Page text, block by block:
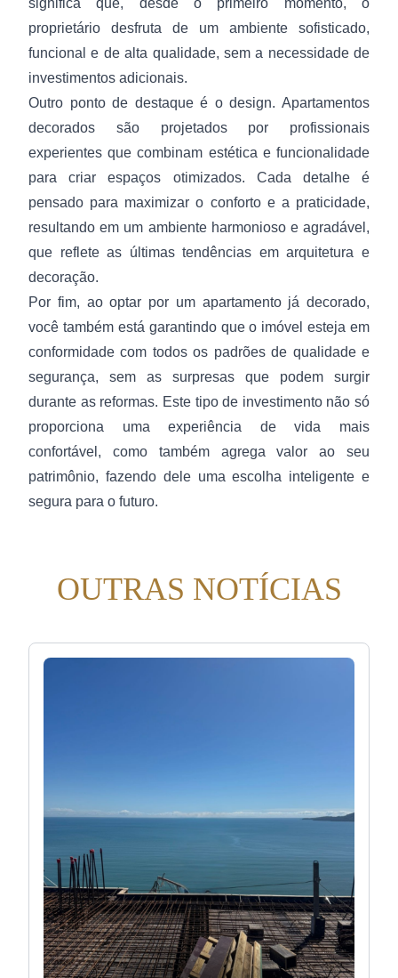
proprietário desfruta de um ambiente sofisticado,
funcional e de alta qualidade, sem a necessidade de
investimentos adicionais.
Outro ponto de destaque é o design. Apartamentos
decorados são projetados por profissionais
experientes que combinam estética e funcionalidade
para criar espaços otimizados. Cada detalhe é
pensado para maximizar o conforto e a praticidade,
resultando em um ambiente harmonioso e agradável,
que reflete as últimas tendências em arquitetura e
decoração.
Por fim, ao optar por um apartamento já decorado,
você também está garantindo que o imóvel esteja em
conformidade com todos os padrões de qualidade e
segurança, sem as surpresas que podem surgir
durante as reformas. Este tipo de investimento não só
proporciona uma experiência de vida mais
confortável, como também agrega valor ao seu
patrimônio, fazendo dele uma escolha inteligente e
segura para o futuro.
OUTRAS NOTÍCIAS